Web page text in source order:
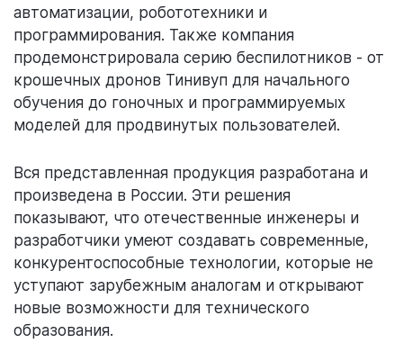
автоматизации, робототехники и
программирования. Также компания
продемонстрировала серию беспилотников - от
крошечных дронов Тинивуп для начального
обучения до гоночных и программируемых
моделей для продвинутых пользователей.
Вся представленная продукция разработана и
произведена в России. Эти решения
показывают, что отечественные инженеры и
разработчики умеют создавать современные,
конкурентоспособные технологии, которые не
уступают зарубежным аналогам и открывают
новые возможности для технического
образования.